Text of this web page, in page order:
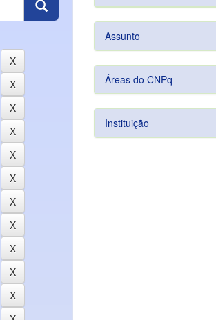
Assunto
Áreas do CNPq
Instituição